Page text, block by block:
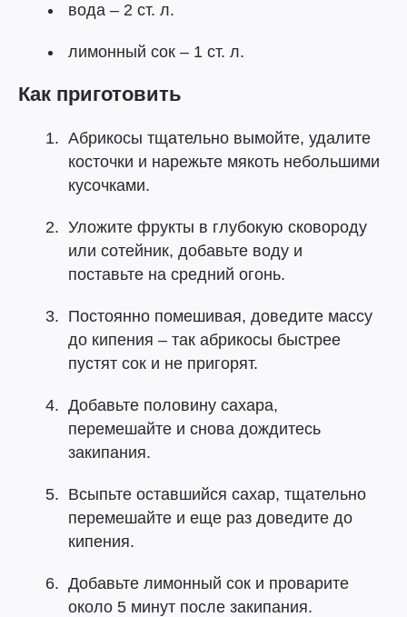
вода – 2 ст. л.
лимонный сок – 1 ст. л.
Как приготовить
Абрикосы тщательно вымойте, удалите
косточки и нарежьте мякоть небольшими
кусочками.
Уложите фрукты в глубокую сковороду
или сотейник, добавьте воду и
поставьте на средний огонь.
Постоянно помешивая, доведите массу
до кипения – так абрикосы быстрее
пустят сок и не пригорят.
Добавьте половину сахара,
перемешайте и снова дождитесь
закипания.
Всыпьте оставшийся сахар, тщательно
перемешайте и еще раз доведите до
кипения.
Добавьте лимонный сок и проварите
около 5 минут после закипания.